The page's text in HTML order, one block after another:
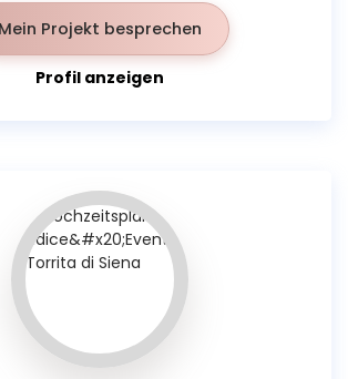
Mein Projekt besprechen
Profil anzeigen